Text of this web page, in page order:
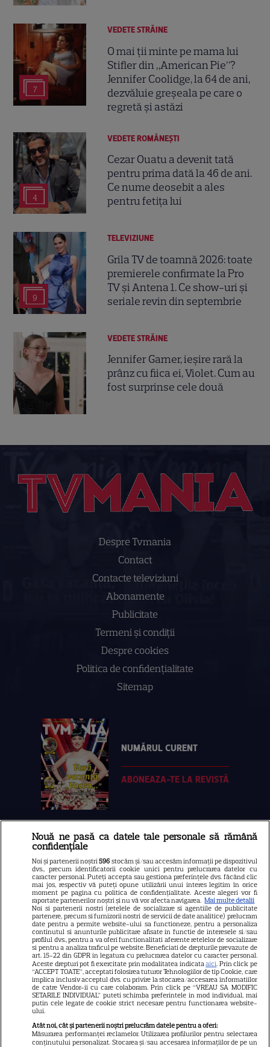
7
VEDETE STRĂINE
O mai ții minte pe mama lui
Stifler din „American Pie”?
Jennifer Coolidge, la 64 de ani,
dezvăluie greșeala pe care o
regretă și astăzi
4
VEDETE ROMÂNEŞTI
Cezar Ouatu a devenit tată
pentru prima dată la 46 de ani.
Ce nume deosebit a ales
pentru fetița lui
9
TELEVIZIUNE
Grila TV de toamnă 2026: toate
premierele confirmate la Pro
TV și Antena 1. Ce show-uri și
seriale revin din septembrie
VEDETE STRĂINE
Jennifer Garner, ieșire rară la
prânz cu fiica ei, Violet. Cum au
fost surprinse cele două
Despre Tvmania
Contact
Contacte televiziuni
Abonamente
Publicitate
Termeni și condiții
Despre cookies
Politica de confidenţialitate
Sitemap
NUMĂRUL CURENT
ABONEAZA-TE LA REVISTĂ
Libertatea
Libertatea pentru femei
GSP
Știri mondene
Avantaje
Elle
Unica
Retete practice
URMĂREȘTE-NE PE
Nouă ne pasă ca datele tale personale să rămână
confidențiale
Noi și partenerii noștri596 stocăm și/sau accesăm informații pe dispozitivul
dvs., precum identificatorii cookie unici pentru prelucrarea datelor cu
caracter personal. Puteți accepta sau gestiona preferințele dvs. făcând clic
mai jos, respectiv vă puteți opune utilizării unui interes legitim în orice
moment pe pagina cu politica de confidențialitate. Aceste alegeri vor fi
raportate partenerilor noștri și nu vă vor afecta navigarea. Mai multe detalii
Noi si partenerii nostri (retelele de socializare si agentiile de publicitate
partenere, precum si furnizorii nostri de servicii de date analitice) prelucram
date pentru a permite website-ului sa functioneze, pentru a personaliza
continutul si anunturile publicitare afisate in functie de interesele si/sau
profilul dvs., pentru a va oferi functionalitati aferente retelelor de socializare
si pentru a analiza traficul pe website. Beneficiati de drepturile prevazute de
art. 15-22 din GDPR in legatura cu prelucrarea datelor cu caracter personal.
Aceste drepturi pot fi exercitate prin modalitatea indicataaici. Prin click pe
“ACCEPT TOATE”, acceptati folosirea tuturor Tehnologiilor de tip Cookie, care
implica inclusiv acceptul dvs. cu privire la stocarea/accesarea informatiilor
de catre Vendor-ii cu care colaboram. Prin click pe “VREAU SA MODIFIC
SETARILE INDIVIDUAL” puteti schimba preferintele in mod individual, mai
putin cele legate de cookie strict necesare pentru functionarea website-
ului.
Atât noi, cât și partenerii noștri prelucrăm datele pentru a oferi:
Măsurarea performanței reclamelor. Utilizarea profilurilor pentru selectarea
conținutului personalizat. Stocarea și/sau accesarea informațiilor de pe un